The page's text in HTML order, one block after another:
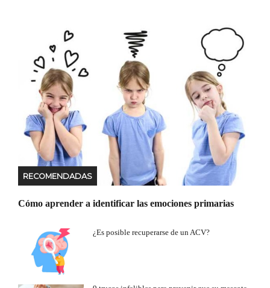
RECOMENDADAS
Cómo aprender a identificar las emociones primarias
¿Es posible recuperarse de un ACV?